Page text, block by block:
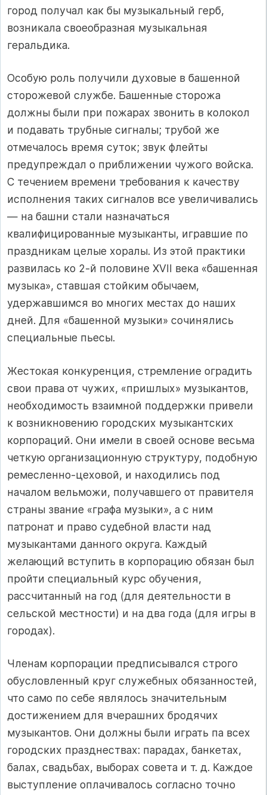
город получал как бы музыкальный герб,
возникала своеобразная музыкальная
геральдика.
Особую роль получили духовые в башенной
сторожевой службе. Башенные сторожа
должны были при пожарах звонить в колокол
и подавать трубные сигналы; трубой же
отмечалось время суток; звук флейты
предупреждал о приближении чужого войска.
С течением времени требования к качеству
исполнения таких сигналов все увеличивались
— на башни стали назначаться
квалифицированные музыканты, игравшие по
праздникам целые хоралы. Из этой практики
развилась ко 2-й половине XVII века «башенная
музыка», ставшая стойким обычаем,
удержавшимся во многих местах до наших
дней. Для «башенной музыки» сочинялись
специальные пьесы.
Жестокая конкуренция, стремление оградить
свои права от чужих, «пришлых» музыкантов,
необходимость взаимной поддержки привели
к возникновению городских музыкантских
корпораций. Они имели в своей основе весьма
четкую организационную структуру, подобную
ремесленно-цеховой, и находились под
началом вельможи, получавшего от правителя
страны звание «графа музыки», а с ним
патронат и право судебной власти над
музыкантами данного округа. Каждый
желающий вступить в корпорацию обязан был
пройти специальный курс обучения,
рассчитанный на год (для деятельности в
сельской местности) и на два года (для игры в
городах).
Членам корпорации предписывался строго
обусловленный круг служебных обязанностей,
что само по себе являлось значительным
достижением для вчерашних бродячих
музыкантов. Они должны были играть па всех
городских празднествах: парадах, банкетах,
балах, свадьбах, выборах совета и т. д. Каждое
выступление оплачивалось согласно точно